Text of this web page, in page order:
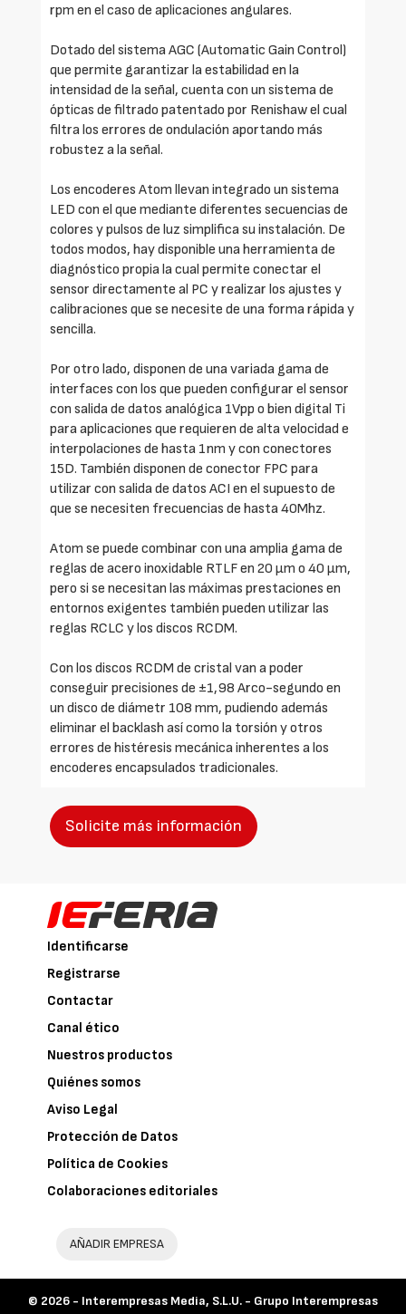
rpm en el caso de aplicaciones angulares.
Dotado del sistema AGC (Automatic Gain Control)
que permite garantizar la estabilidad en la
intensidad de la señal, cuenta con un sistema de
ópticas de filtrado patentado por Renishaw el cual
filtra los errores de ondulación aportando más
robustez a la señal.
Los encoderes Atom llevan integrado un sistema
LED con el que mediante diferentes secuencias de
colores y pulsos de luz simplifica su instalación. De
todos modos, hay disponible una herramienta de
diagnóstico propia la cual permite conectar el
sensor directamente al PC y realizar los ajustes y
calibraciones que se necesite de una forma rápida y
sencilla.
Por otro lado, disponen de una variada gama de
interfaces con los que pueden configurar el sensor
con salida de datos analógica 1Vpp o bien digital Ti
para aplicaciones que requieren de alta velocidad e
interpolaciones de hasta 1nm y con conectores
15D. También disponen de conector FPC para
utilizar con salida de datos ACI en el supuesto de
que se necesiten frecuencias de hasta 40Mhz.
Atom se puede combinar con una amplia gama de
reglas de acero inoxidable RTLF en 20 µm o 40 µm,
pero si se necesitan las máximas prestaciones en
entornos exigentes también pueden utilizar las
reglas RCLC y los discos RCDM.
Con los discos RCDM de cristal van a poder
conseguir precisiones de ±1,98 Arco-segundo en
un disco de diámetr 108 mm, pudiendo además
eliminar el backlash así como la torsión y otros
errores de histéresis mecánica inherentes a los
encoderes encapsulados tradicionales.
Solicite más información
Identificarse
Registrarse
Contactar
Canal ético
Nuestros productos
Quiénes somos
Aviso Legal
Protección de Datos
Política de Cookies
Colaboraciones editoriales
AÑADIR EMPRESA
© 2026 - Interempresas Media, S.L.U. - Grupo Interempresas